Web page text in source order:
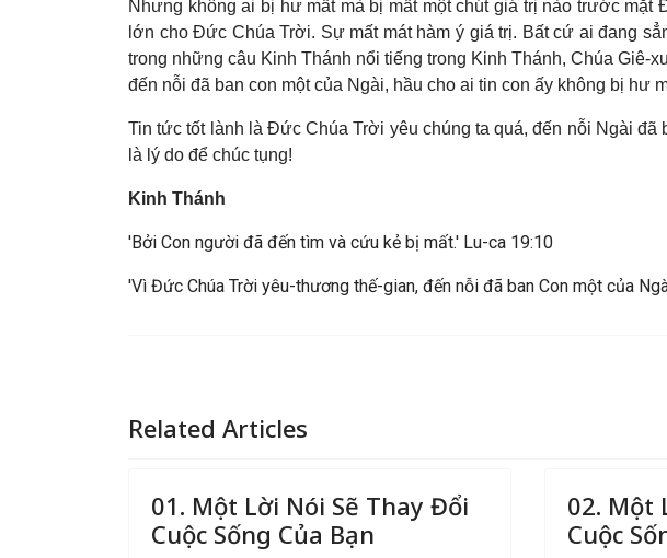
Nhưng không ai bị hư mất mà bị mất một chút giá trị nào trước
lớn cho Đức Chúa Trời. Sự mất mát hàm ý giá trị. Bất cứ ai đang
trong những câu Kinh Thánh nổi tiếng trong Kinh Thánh, Chúa
đến nỗi đã ban con một của Ngài, hầu cho ai tin con ấy không bị hư
Tin tức tốt lành là Đức Chúa Trời yêu chúng ta quá, đến nỗi Ngài
là lý do để chúc tụng!
Kinh Thánh
'Bởi Con người đã đến tìm và cứu kẻ bị mất.' Lu-ca 19:10
'Vì Đức Chúa Trời yêu-thương thế-gian, đến nỗi đã ban Con một của
Related Articles
01. Một Lời Nói Sẽ Thay Đổi
Cuộc Sống Của Bạn
02. Một
Cuộc